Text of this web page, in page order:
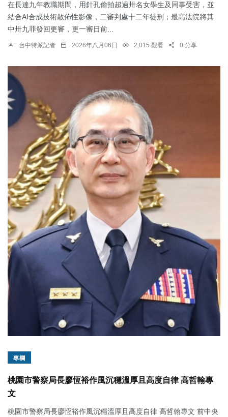
在長達九年教職期間，用針孔偷拍超過卅名女學生及同事受害，並
結合AI合成技術散佈性影像，二審判處十二年徒刑；最高法院將其
中卅九罪發回更審，更一審日前...
台中特派記者 2026年八月06日 2,015 觀看 0 分享
專欄
桃園市警察局長廖恆裕作風沉穩溫厚且高度自律 高哲翰專
文
桃園市警察局長廖恆裕作風沉穩溫厚且高度自律 高哲翰專文 前中央